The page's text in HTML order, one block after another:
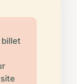
billet